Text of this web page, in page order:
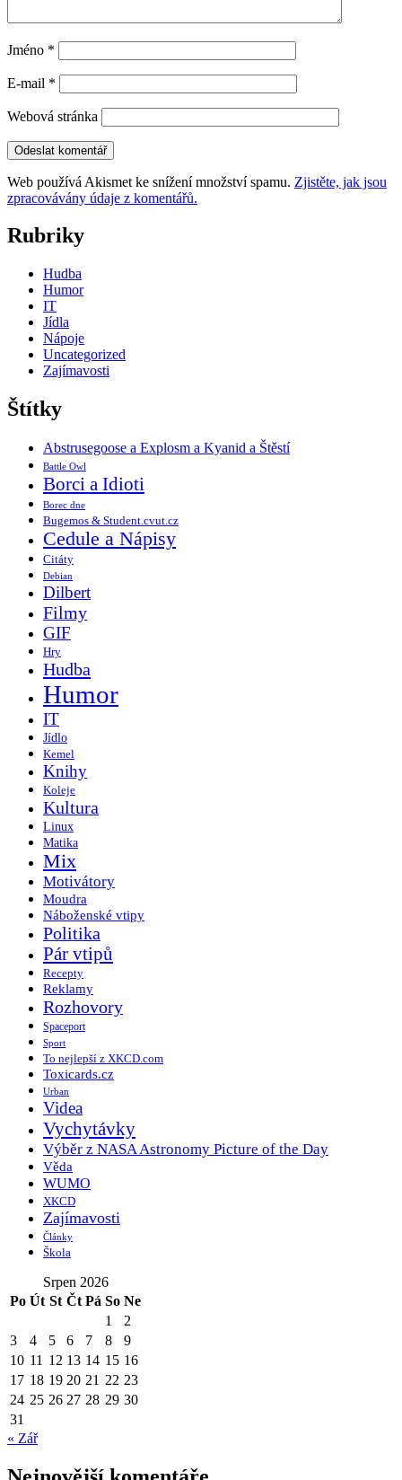
Jméno *
E-mail *
Webová stránka
Web používá Akismet ke snížení množství spamu. Zjistěte, jak jsou
zpracovávány údaje z komentářů.
Rubriky
Hudba
Humor
IT
Jídla
Nápoje
Uncategorized
Zajímavosti
Štítky
Abstrusegoose a Explosm a Kyanid a Štěstí
Battle Owl
Borci a Idioti
Borec dne
Bugemos & Student.cvut.cz
Cedule a Nápisy
Citáty
Debian
Dilbert
Filmy
GIF
Hry
Hudba
Humor
IT
Jídlo
Kemel
Knihy
Koleje
Kultura
Linux
Matika
Mix
Motivátory
Moudra
Náboženské vtipy
Politika
Pár vtipů
Recepty
Reklamy
Rozhovory
Spaceport
Sport
To nejlepší z XKCD.com
Toxicards.cz
Urban
Videa
Vychytávky
Výběr z NASA Astronomy Picture of the Day
Věda
WUMO
XKCD
Zajímavosti
Články
Škola
Srpen 2026
Po Út St Čt Pá So Ne
1
2
3
4 5 6 7 8
9
10 11 12 13 14 15 16
17 18 19 20 21 22 23
24 25 26 27 28 29 30
31
« Zář